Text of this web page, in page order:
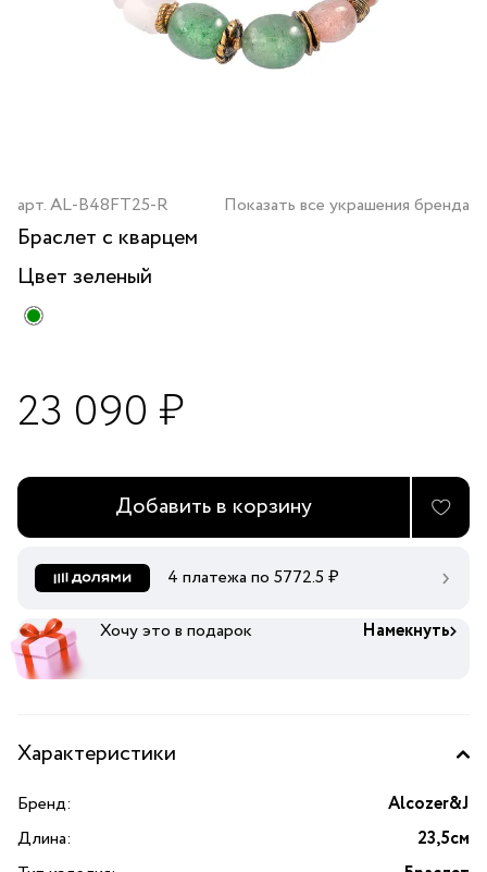
арт.AL-B48FT25-R Показать все украшения бренда
Браслет с кварцем
Цвет зеленый
23 090 ₽
Добавить в корзину
4 платежа по 5772.5 ₽
Хочу это в подарок Намекнуть
Характеристики
Бренд:
Alcozer&J
Длина:
23,5см